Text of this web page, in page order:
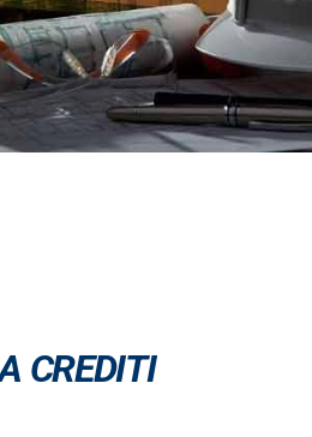
CREDITI